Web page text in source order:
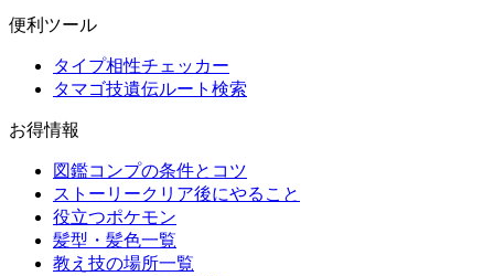
便利ツール
タイプ相性チェッカー
タマゴ技遺伝ルート検索
お得情報
図鑑コンプの条件とコツ
ストーリークリア後にやること
役立つポケモン
髪型・髪色一覧
教え技の場所一覧